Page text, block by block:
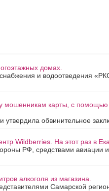
домах.
и водоотведения
мошенникам карты, с помощью
утвердила обвинительное
Wildberries. На этот раз в
РФ, средствами
алкоголя из магазина.
Самарской